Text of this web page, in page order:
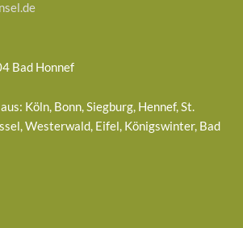
Bad Honnef
Köln, Bonn, Siegburg, Hennef, St.
Westerwald, Eifel, Königswinter, Bad